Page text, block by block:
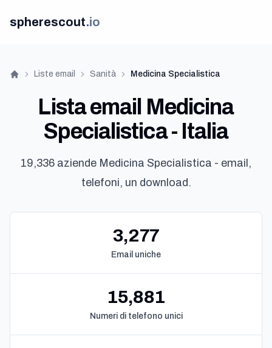
spherescout.io
Home
Liste email Sanità Medicina Specialistica
Lista email Medicina
Specialistica - Italia
19,336 aziende Medicina Specialistica - email,
telefoni, un download.
3,277
Email uniche
15,881
Numeri di telefono unici